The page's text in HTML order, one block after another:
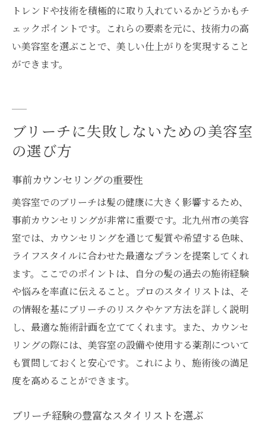
トレンドや技術を積極的に取り入れているかどうかもチ
ェックポイントです。これらの要素を元に、技術力の高
い美容室を選ぶことで、美しい仕上がりを実現すること
ができます。
ブリーチに失敗しないための美容室
の選び方
事前カウンセリングの重要性
美容室でのブリーチは髪の健康に大きく影響するため、
事前カウンセリングが非常に重要です。北九州市の美容
室では、カウンセリングを通じて髪質や希望する色味、
ライフスタイルに合わせた最適なプランを提案してくれ
ます。ここでのポイントは、自分の髪の過去の施術経験
や悩みを率直に伝えること。プロのスタイリストは、そ
の情報を基にブリーチのリスクやケア方法を詳しく説明
し、最適な施術計画を立ててくれます。また、カウンセ
リングの際には、美容室の設備や使用する薬剤について
も質問しておくと安心です。これにより、施術後の満足
度を高めることができます。
ブリーチ経験の豊富なスタイリストを選ぶ